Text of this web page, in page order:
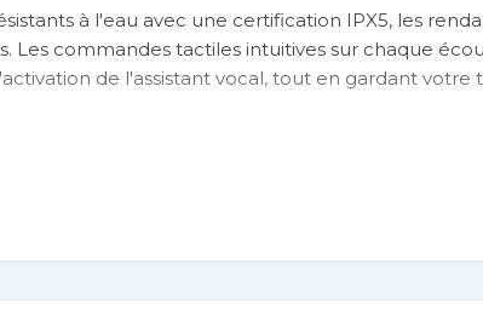
à l'eau avec une certification IPX5, les
Les commandes tactiles intuitives sur chaque
de l'assistant vocal, tout en gardant votre